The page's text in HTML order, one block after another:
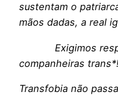
sustentam o
mãos dadas, a real
Exigimos
companheiras
Transfobia não